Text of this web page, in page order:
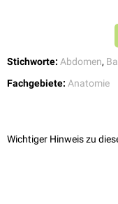
Leberund rechter Niere.
Stichworte: Abdomen,
Fachgebiete: Anatomie
Wichtiger Hinweis zu